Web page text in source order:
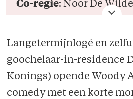
Co-regie: Noor De
Muziek
: Lieven
Licht: Robin Van de
Capiau
Langetermijnlogé en
goochelaar-in-residence
Konings) opende Woody
comedy met een korte